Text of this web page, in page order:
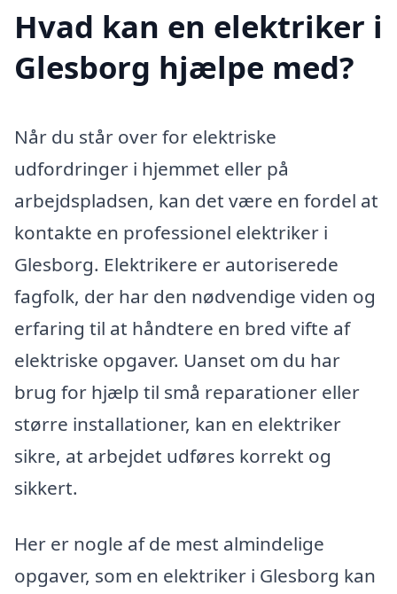
Hvad kan en elektriker i
Glesborg hjælpe med?
Når du står over for elektriske
udfordringer i hjemmet eller på
arbejdspladsen, kan det være en fordel at
kontakte en professionel elektriker i
Glesborg. Elektrikere er autoriserede
fagfolk, der har den nødvendige viden og
erfaring til at håndtere en bred vifte af
elektriske opgaver. Uanset om du har
brug for hjælp til små reparationer eller
større installationer, kan en elektriker
sikre, at arbejdet udføres korrekt og
sikkert.
Her er nogle af de mest almindelige
opgaver, som en elektriker i Glesborg kan